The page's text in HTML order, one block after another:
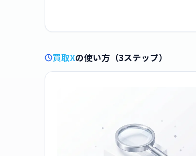
買取Xの使い方（3ステップ）